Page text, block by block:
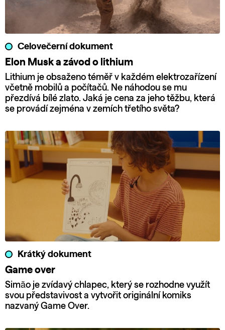
Celovečerní dokument
Elon Musk a závod o lithium
Lithium je obsaženo téměř v každém elektrozařízení
včetně mobilů a počítačů. Ne náhodou se mu
přezdívá bílé zlato. Jaká je cena za jeho těžbu, která
se provádí zejména v zemích třetího světa?
Krátký dokument
Game over
Simão je zvídavý chlapec, který se rozhodne využít
svou představivost a vytvořit originální komiks
nazvaný Game Over.